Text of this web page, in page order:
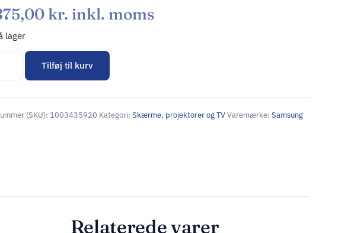
kr. inkl. moms
lager
Tilføj til kurv
(SKU): 1003435920 Kategori: Skærme, projektorer og TVVaremærke: Samsung
Relaterede varer